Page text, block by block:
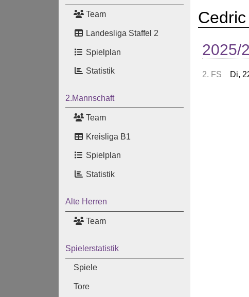
Team
Landesliga Staffel 2
Spielplan
Statistik
2.Mannschaft
Team
Kreisliga B1
Spielplan
Statistik
Alte Herren
Team
Spielerstatistik
Spiele
Tore
2025/
2. FS Di,